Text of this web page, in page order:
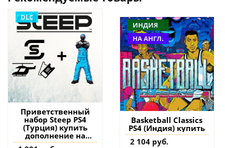
DLC
Приветственный
набор Steep PS4
(Турция) купить
дополнение на
аккаунт
ИНДИЯ
НА АНГЛ.
Basketball Classics
PS4 (Индия) купить
2 104 руб.